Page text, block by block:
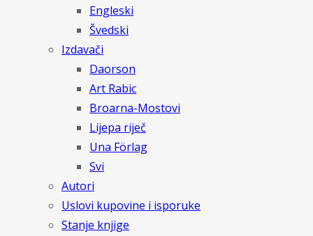
Engleski
Švedski
Izdavači
Daorson
Art Rabic
Broarna-Mostovi
Lijepa riječ
Una Förlag
Svi
Autori
Uslovi kupovine i isporuke
Stanje knjige